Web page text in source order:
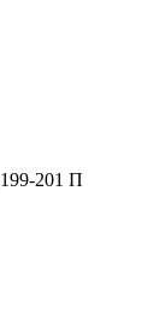
201 П